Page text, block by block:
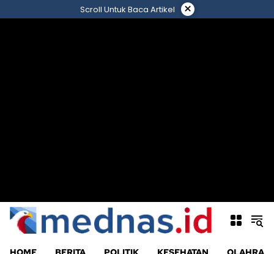
ke
Scroll Untuk Baca Artikel ×